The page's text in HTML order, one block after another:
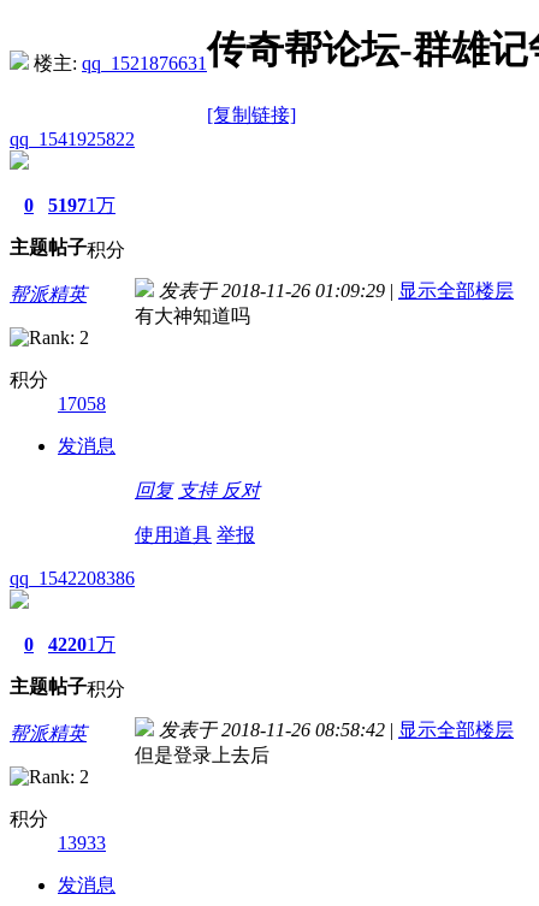
楼主: qq_1521876631传奇帮论坛-群雄
[复制链接]
qq_1541925822
0
主题
5197
帖子
1万
积分
帮派精英
积分
17058
发消息
发表于 2018-11-26 01:09:29 | 显示全部楼层
有大神知道吗
回复 支持 反对
使用道具 举报
qq_1542208386
0
主题
4220
帖子
1万
积分
帮派精英
积分
13933
发消息
发表于 2018-11-26 08:58:42 | 显示全部楼层
但是登录上去后